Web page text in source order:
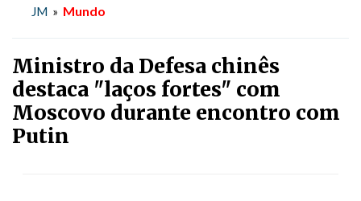
JM » Mundo
Ministro da Defesa chinês
destaca "laços fortes" com
Moscovo durante encontro com
Putin